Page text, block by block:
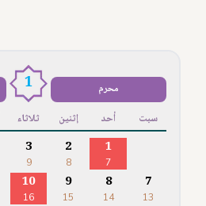
محرم 1
سبت أحد إثنين ثلاثاء
1
7
2
8
3
9
7
13
8
14
9
15
10
16